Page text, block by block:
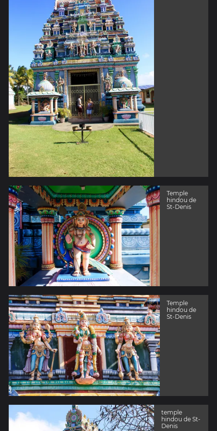
Temple
hindou de
St-Denis
Temple
hindou de
St-Denis
temple
hindou de St-
Denis